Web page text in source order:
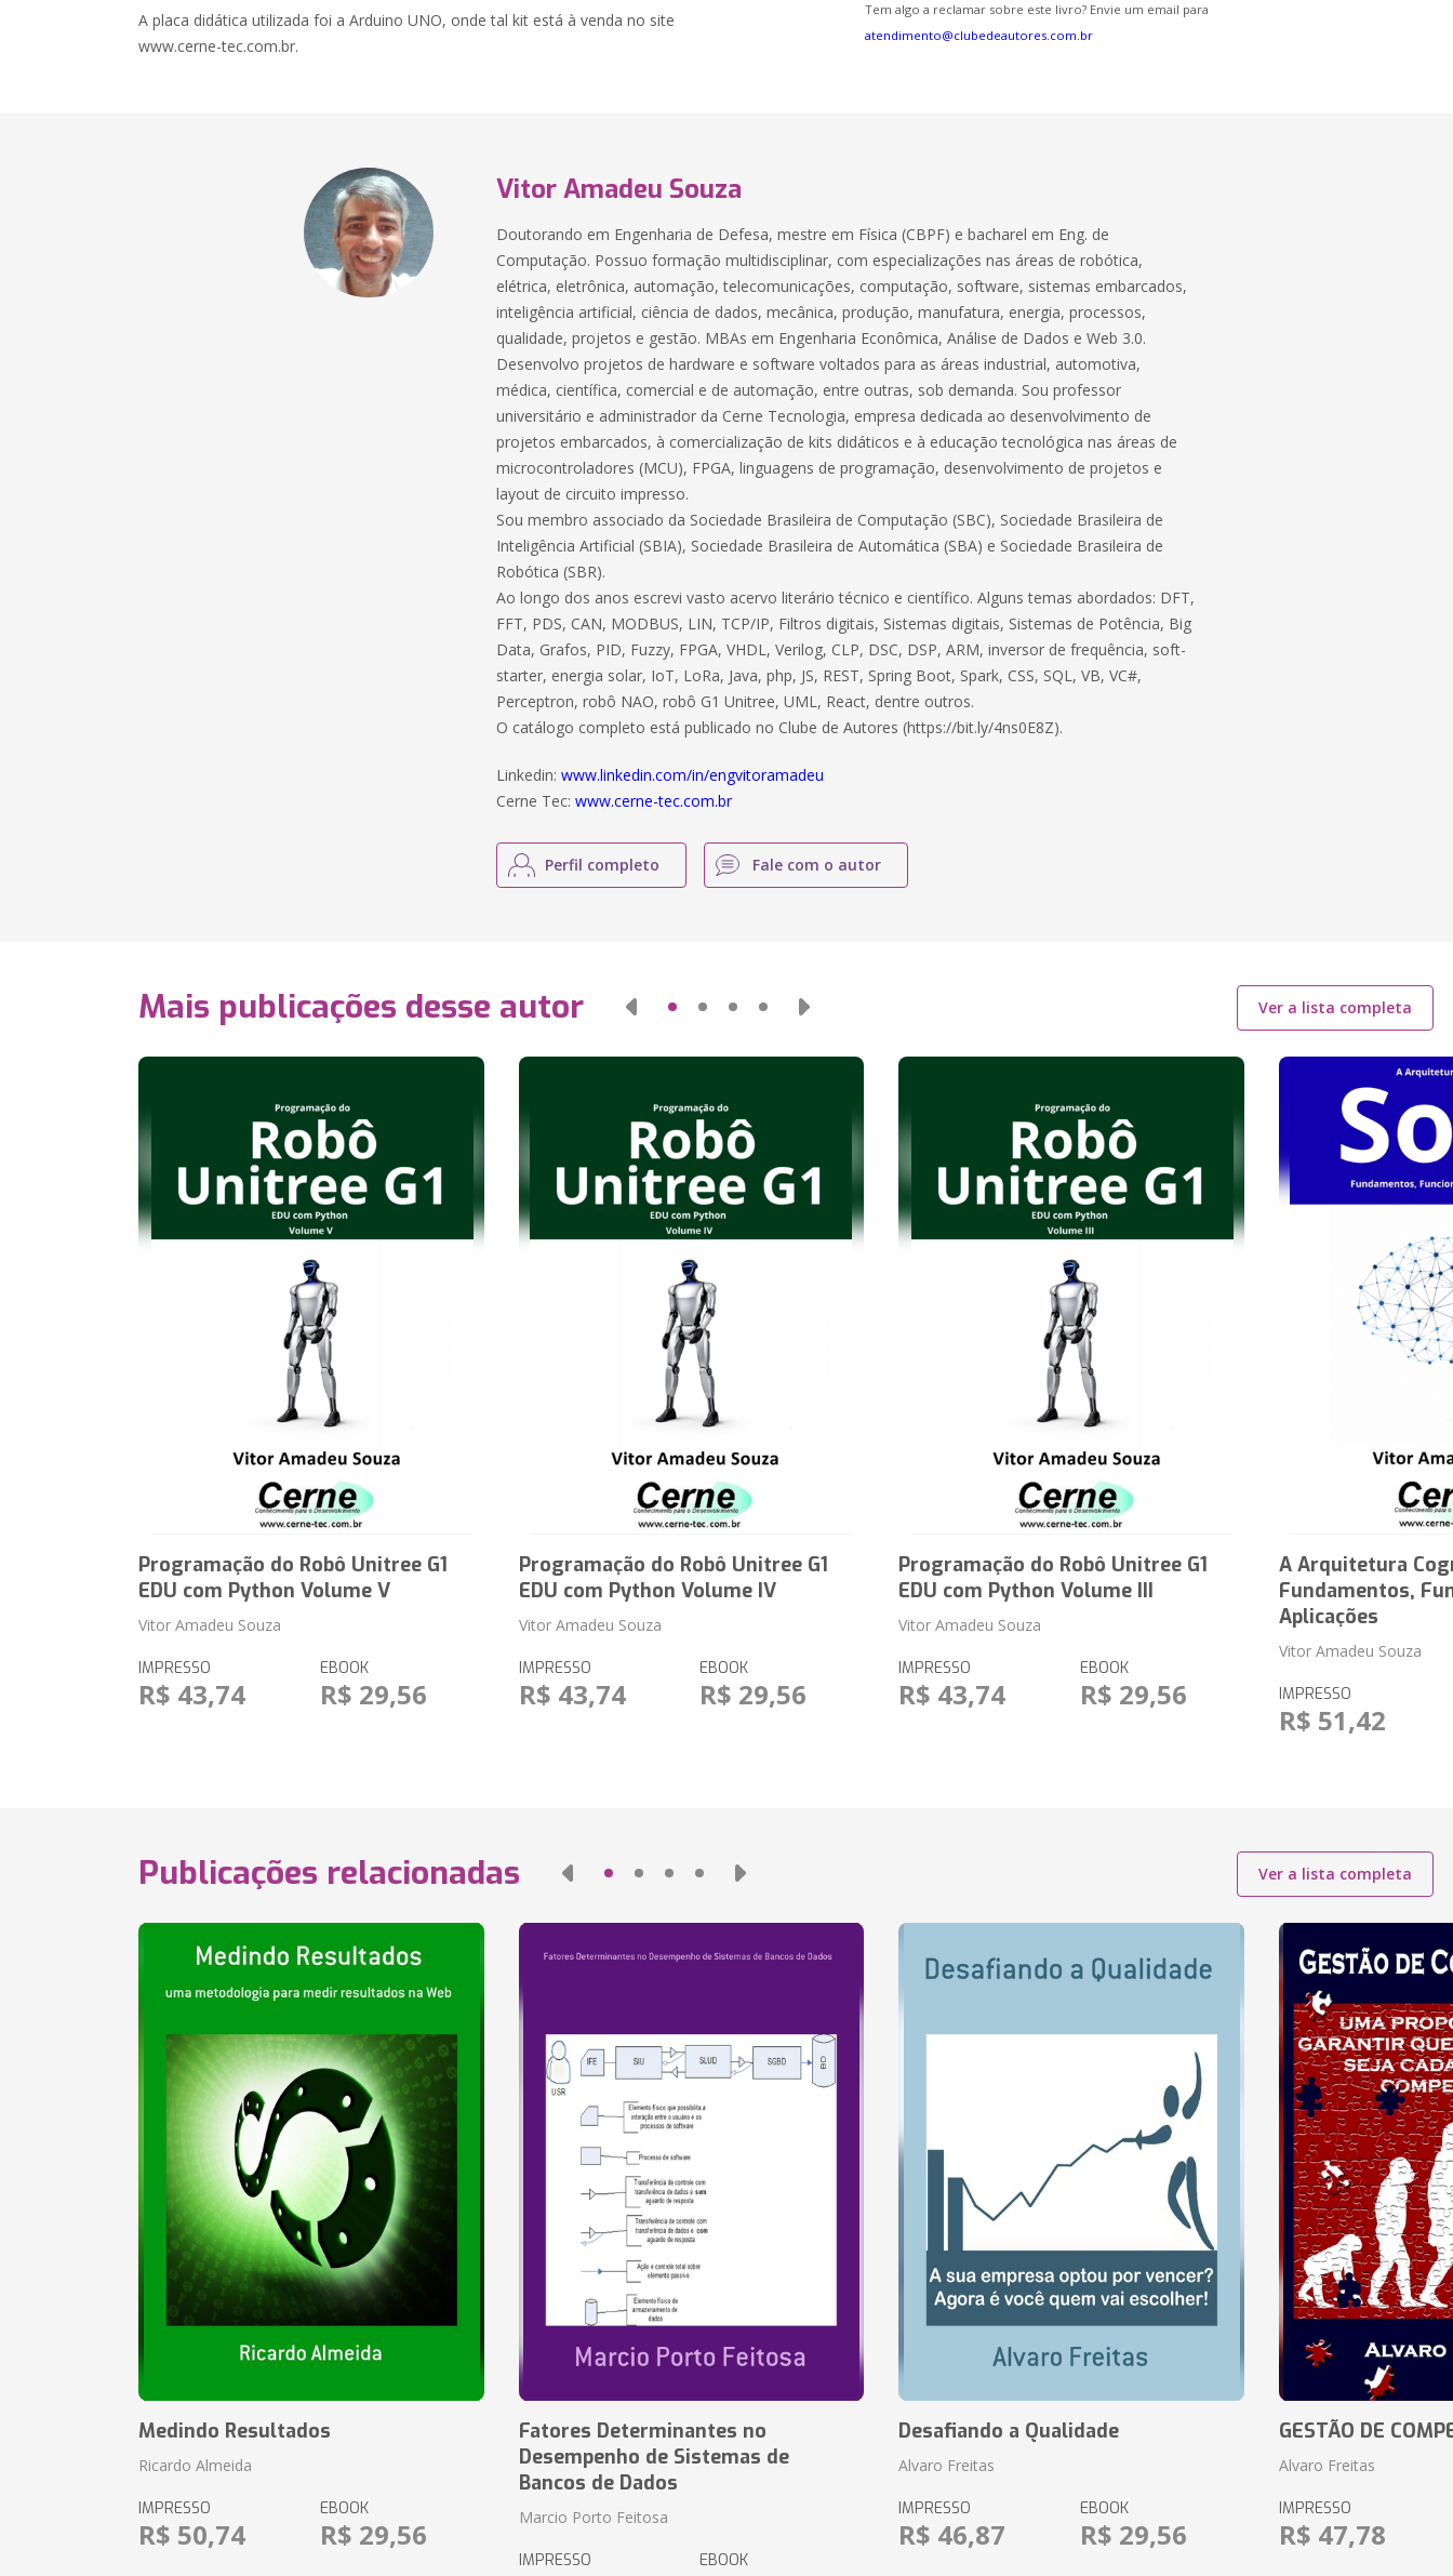
A placa didática utilizada foi a Arduino UNO, onde tal kit está à venda no site
www.cerne-tec.com.br.
Tem algo a reclamar sobre este livro? Envie um email para
atendimento@clubedeautores.com.br
Vitor Amadeu Souza
Doutorando em Engenharia de Defesa, mestre em Física (CBPF) e bacharel em Eng. de
Computação. Possuo formação multidisciplinar, com especializações nas áreas de robótica,
elétrica, eletrônica, automação, telecomunicações, computação, software, sistemas embarcados,
inteligência artificial, ciência de dados, mecânica, produção, manufatura, energia, processos,
qualidade, projetos e gestão. MBAs em Engenharia Econômica, Análise de Dados e Web 3.0.
Desenvolvo projetos de hardware e software voltados para as áreas industrial, automotiva,
médica, científica, comercial e de automação, entre outras, sob demanda. Sou professor
universitário e administrador da Cerne Tecnologia, empresa dedicada ao desenvolvimento de
projetos embarcados, à comercialização de kits didáticos e à educação tecnológica nas áreas de
microcontroladores (MCU), FPGA, linguagens de programação, desenvolvimento de projetos e
layout de circuito impresso.
Sou membro associado da Sociedade Brasileira de Computação (SBC), Sociedade Brasileira de
Inteligência Artificial (SBIA), Sociedade Brasileira de Automática (SBA) e Sociedade Brasileira de
Robótica (SBR).
Ao longo dos anos escrevi vasto acervo literário técnico e científico. Alguns temas abordados: DFT,
FFT, PDS, CAN, MODBUS, LIN, TCP/IP, Filtros digitais, Sistemas digitais, Sistemas de Potência, Big
Data, Grafos, PID, Fuzzy, FPGA, VHDL, Verilog, CLP, DSC, DSP, ARM, inversor de frequência, soft-
starter, energia solar, IoT, LoRa, Java, php, JS, REST, Spring Boot, Spark, CSS, SQL, VB, VC#,
Perceptron, robô NAO, robô G1 Unitree, UML, React, dentre outros.
O catálogo completo está publicado no Clube de Autores (https://bit.ly/4ns0E8Z).
Linkedin:www.linkedin.com/in/engvitoramadeu
Cerne Tec:www.cerne-tec.com.br
Perfil completo Fale com o autor
Mais publicações desse autor Ver a lista completa
Programação do Robô Unitree G1
EDU com Python Volume V
Vitor Amadeu Souza
IMPRESSO
R$ 43,74
EBOOK
R$ 29,56
Programação do Robô Unitree G1
EDU com Python Volume IV
Vitor Amadeu Souza
IMPRESSO
R$ 43,74
EBOOK
R$ 29,56
Programação do Robô Unitree G1
EDU com Python Volume III
Vitor Amadeu Souza
IMPRESSO
R$ 43,74
EBOOK
R$ 29,56
A Arquitetura
Fundamentos,
Aplicações
Vitor Amadeu Souza
IMPRESSO
R$ 51,42
Publicações relacionadas Ver a lista completa
Medindo Resultados
Ricardo Almeida
IMPRESSO
R$ 50,74
EBOOK
R$ 29,56
Fatores Determinantes no
Desempenho de Sistemas de
Bancos de Dados
Marcio Porto Feitosa
IMPRESSO EBOOK
Desafiando a Qualidade
Alvaro Freitas
IMPRESSO
R$ 46,87
EBOOK
R$ 29,56
GESTÃO DE
Alvaro Freitas
IMPRESSO
R$ 47,78